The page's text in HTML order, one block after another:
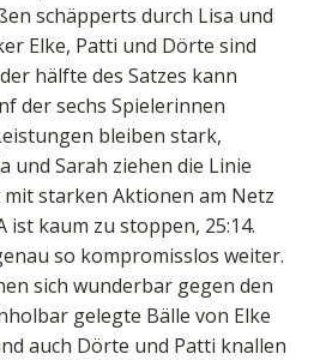
schäpperts durch Lisa und
Elke, Patti und Dörte sind
hälfte des Satzes kann
der sechs Spielerinnen
bleiben stark,
und Sarah ziehen die Linie
starken Aktionen am Netz
ist kaum zu stoppen, 25:14.
so kompromisslos weiter.
sich wunderbar gegen den
gelegte Bälle von Elke
auch Dörte und Patti knallen